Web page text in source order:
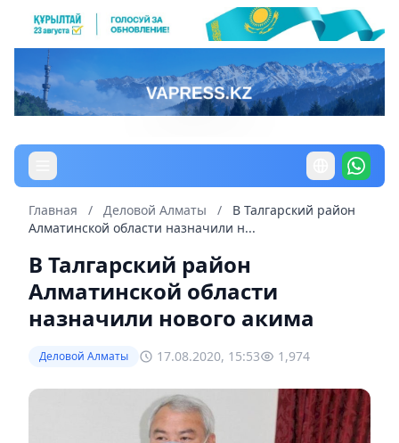
Главная / Деловой Алматы /
В Талгарский район
Алматинской области назначили н...
В Талгарский район
Алматинской области
назначили нового акима
Деловой Алматы 17.08.2020, 15:53 1,974